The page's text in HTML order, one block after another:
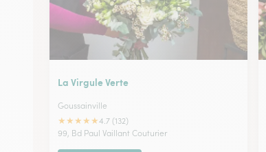
La Virgule Verte
Goussainville
★★★★★4.7 (132)
99, Bd Paul Vaillant Couturier